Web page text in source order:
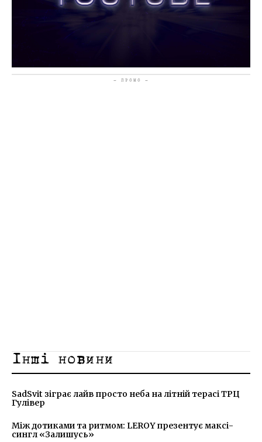
- ПРОМО -
Інші новини
SadSvit зіграє лайв просто неба на літній терасі ТРЦ
Гулівер
Між дотиками та ритмом: LEROY презентує максі-
сингл «Залишусь»